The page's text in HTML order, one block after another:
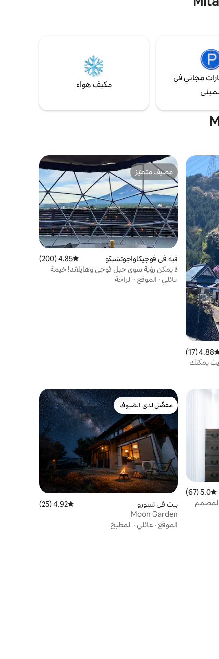
على ميزة لأكثر من
عطلة
مع الطبيعة واللعب. ■الأنشطة
هناك
مثل
وصيد
■ميزات أساسية
المانجا،
تشو لاين
يمكنك حتى التحدث حول النار.بالإضافة إلى ذلك،
هناك سياج عالٍ في الحديقة، لذلك إذا أحضرت
على شاشة كبيرة 90 بوصة، حيث يمكنك
الليل، يمكنك أيضًا رؤية السماء المرصعة بالنجوم
إذا كانت الظروف مناسبة.
مجاني في
مكيف هواء
التقييم 4.88 من 5، 17 مراجعات
4.88 (17)
من 100 عام حيث يمكنك
مضيف متميّز
مضيف متميّز
قبة في فوجيكاواجوتشيكو متوسط التقييم 4.85 من 5، 200 مراجعات
4.85 (200)
لا يمكن رؤية سوى جبل فوجي وهايلاند! خيمة
القبة الأكثر شعبية [Imperial Panorama
DOME]
عائلي · الموقع · الراحة
متوسط التقييم 5.0 من 5، 67 مراجعات
5.0 (67)
لمصمم
بايآن
مفضّل لدى الضيوف
مفضّل لدى الضيوف
بيت في تسورو متوسط التقييم 4.92 من 5، 25 مراجعات
4.92 (25)
Moon Garden
الموقع · عائلي · المطبخ